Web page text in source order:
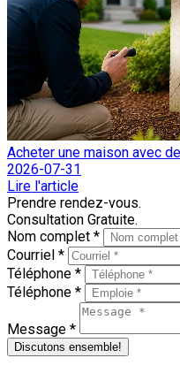
Acheter une maison avec
2026-07-31
Lire l'article
Prendre rendez-vous.
Consultation Gratuite.
Nom complet *
Courriel *
Téléphone *
Téléphone *
Message *
Discutons ensemble!